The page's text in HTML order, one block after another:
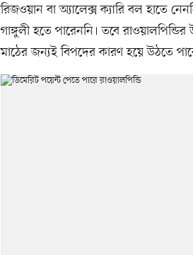
রিজওয়ান বা অ্যালেক্স ক্যারি বল হাতে
গাঙ্গুলী হতে পারেননি। তবে
মাঠের জন্যই বিপদের কারণ হয়ে উঠতে